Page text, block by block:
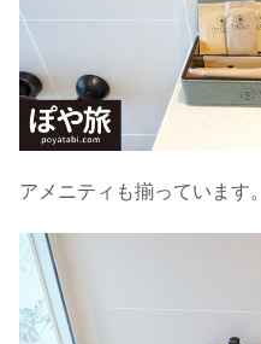
アメニティも揃っています。